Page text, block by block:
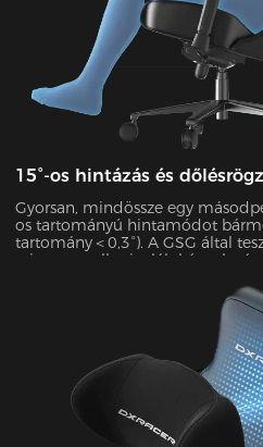
15°-os hintázás és
Gyorsan, mindössze egy
os tartományú hintamódot
tartomány＜0,3°). A GSG által
szintre emelheti a láb kényelmét,